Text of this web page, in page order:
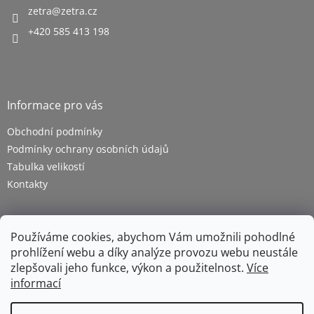
Používáme cookies, abychom Vám umožnili pohodlné
prohlížení webu a díky analýze provozu webu neustále
zlepšovali jeho funkce, výkon a použitelnost. Více
informací
zetra@zetra.cz
+420 585 413 198
Informace pro vás
Obchodní podmínky
Podmínky ochrany osobních údajů
Tabulka velikostí
Kontakty